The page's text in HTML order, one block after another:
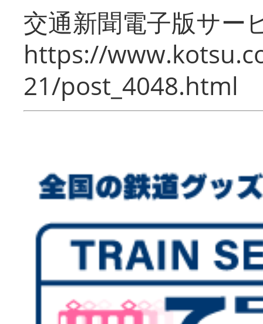
交通新聞電子版サー
https://
21/post_4048.html